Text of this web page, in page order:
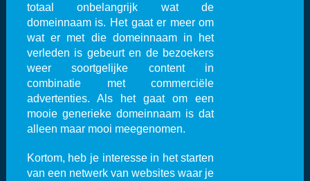
totaal onbelangrijk wat de
domeinnaam is. Het gaat er meer om
wat er met die domeinnaam in het
verleden is gebeurt en de bezoekers
weer soortgelijke content in
combinatie met commerciële
advertenties. Als het gaat om een
mooie generieke domeinnaam is dat
alleen maar mooi meegenomen.
Kortom, heb je interesse in het starten
van een netwerk van websites waar je